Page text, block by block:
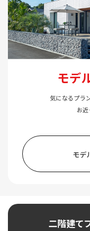
モデ
気になるプラ
お近
モデ
二階建て